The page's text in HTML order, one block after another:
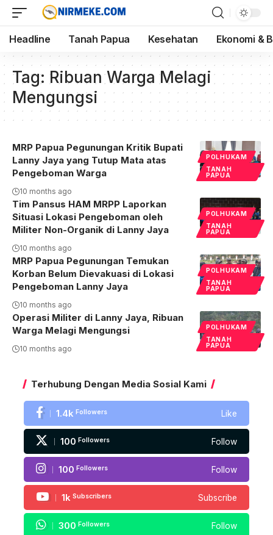
Headline Tanah Papua Kesehatan Ekonomi &
Tag: Ribuan Warga Melagi
Mengungsi
POLHUKAM
TANAH
PAPUA
MRP Papua Pegunungan Kritik Bupati
Lanny Jaya yang Tutup Mata atas
Pengeboman Warga
10 months ago
POLHUKAM
TANAH
PAPUA
Tim Pansus HAM MRPP Laporkan
Situasi Lokasi Pengeboman oleh
Militer Non-Organik di Lanny Jaya
10 months ago
POLHUKAM
TANAH
PAPUA
MRP Papua Pegunungan Temukan
Korban Belum Dievakuasi di Lokasi
Pengeboman Lanny Jaya
10 months ago
POLHUKAM
TANAH
PAPUA
Operasi Militer di Lanny Jaya, Ribuan
Warga Melagi Mengungsi
10 months ago
Terhubung Dengan Media Sosial Kami
1.4k Followers Like
100 Followers Follow
100 Followers Follow
1k Subscribers Subscribe
300 Followers Follow